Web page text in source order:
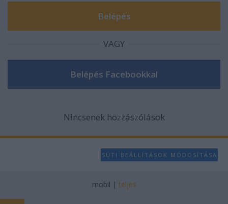
VAGY
Nincsenek hozzászólások
SÜTI BEÁLLÍTÁSOK MÓDOSÍTÁSA
mobil | teljes